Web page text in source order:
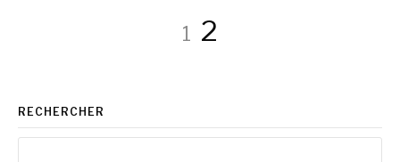
Pagination
des
Page
1 Page
2
RECHERCHER